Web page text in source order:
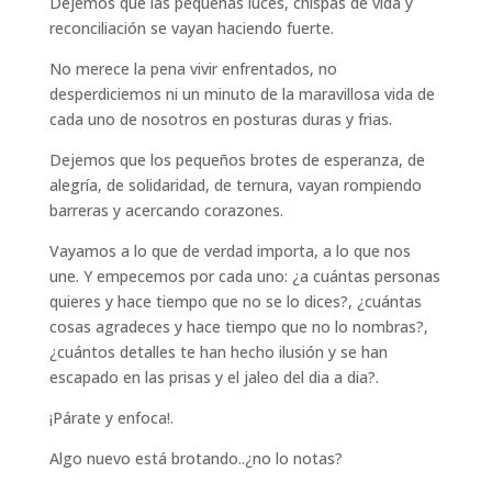
reconciliación se vayan haciendo fuerte.
No merece la pena vivir enfrentados, no
desperdiciemos ni un minuto de la maravillosa vida de
cada uno de nosotros en posturas duras y frias.
Dejemos que los pequeños brotes de esperanza, de
alegría, de solidaridad, de ternura, vayan rompiendo
barreras y acercando corazones.
Vayamos a lo que de verdad importa, a lo que nos
une. Y empecemos por cada uno: ¿a cuántas personas
quieres y hace tiempo que no se lo dices?, ¿cuántas
cosas agradeces y hace tiempo que no lo nombras?,
¿cuántos detalles te han hecho ilusión y se han
escapado en las prisas y el jaleo del dia a dia?.
¡Párate y enfoca!.
Algo nuevo está brotando..¿no lo notas?